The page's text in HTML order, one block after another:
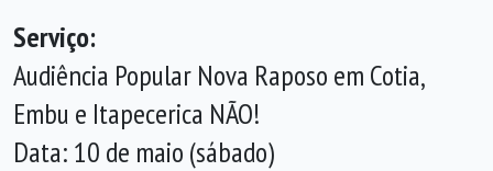
Serviço:
Audiência Popular Nova Raposo em Cotia,
Embu e Itapecerica NÃO!
Data: 10 de maio (sábado)